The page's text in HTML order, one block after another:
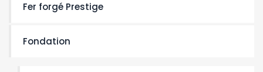
Fer forgé Prestige
Fondation